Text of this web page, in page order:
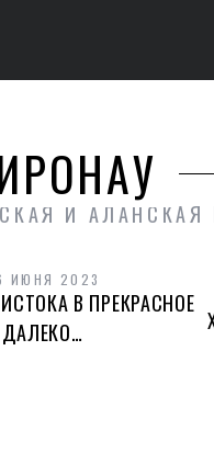
И АЛАНСКАЯ
ИЮНЯ 2023
В ПРЕКРАСНОЕ
ДАЛЕКО…